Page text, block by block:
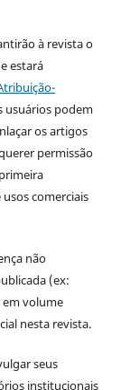
à revista o
estará
usuários podem
os artigos
permissão
comerciais
não
(ex:
volume
nesta revista.
seus
institucionais